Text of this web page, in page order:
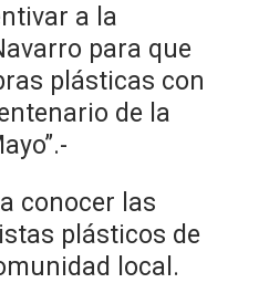
a la
para que
plásticas con
de la
conocer las
plásticos de
local.